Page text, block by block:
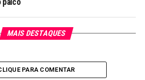
MAIS DESTAQUES
PARA COMENTAR